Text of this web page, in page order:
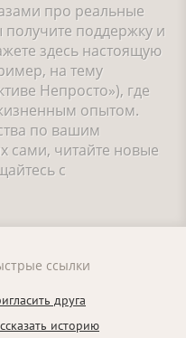
про реальные
поддержку и
здесь настоящую
на тему
Непросто»), где
опытом.
по вашим
сами, читайте новые
с
ссылки
друга
историю